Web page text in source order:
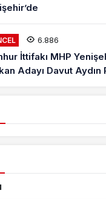
6.886
İttifakı MHP
Adayı Davut Aydın